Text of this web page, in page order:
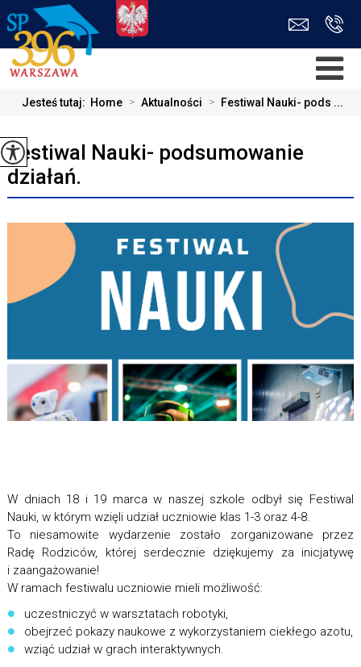
Jesteś tutaj: Home > Aktualności > Festiwal Nauki- pods ...
Festiwal Nauki- podsumowanie
działań.
W dniach 18 i 19 marca w naszej szkole odbył się Festiwal
Nauki, w którym wzięli udział uczniowie klas 1-3 oraz 4-8.
To niesamowite wydarzenie zostało zorganizowane przez
Radę Rodziców, której serdecznie dziękujemy za inicjatywę
i zaangażowanie!
W ramach festiwalu uczniowie mieli możliwość:
uczestniczyć w warsztatach robotyki,
obejrzeć pokazy naukowe z wykorzystaniem ciekłego azotu,
wziąć udział w grach interaktywnych.